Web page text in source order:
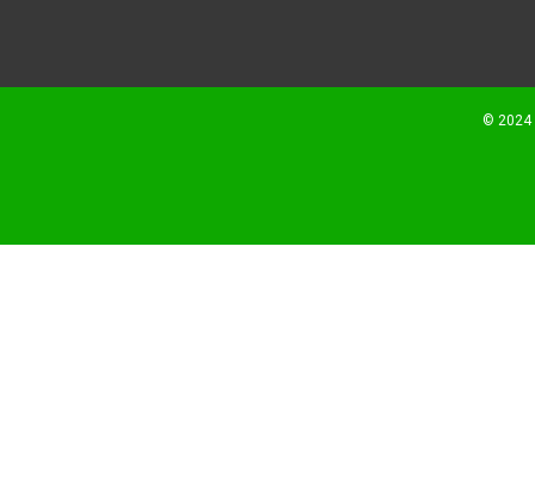
© 2024